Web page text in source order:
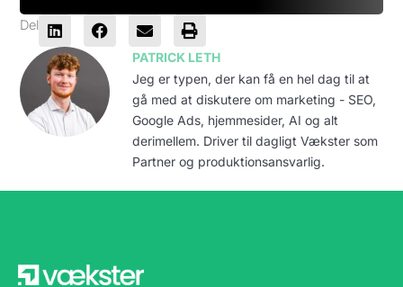
Del
PATRICK LETH
Jeg er typen, der kan få en hel dag til at
gå med at diskutere om marketing - SEO,
Google Ads, hjemmesider, AI og alt
derimellem. Driver til dagligt Vækster som
Partner og produktionsansvarlig.